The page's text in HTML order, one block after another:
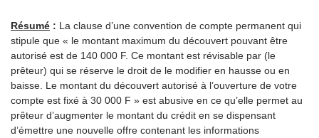
Résumé : La clause d’une convention de compte permanent qui
stipule que « le montant maximum du découvert pouvant être
autorisé est de 140 000 F. Ce montant est révisable par (le
prêteur) qui se réserve le droit de le modifier en hausse ou en
baisse. Le montant du découvert autorisé à l’ouverture de votre
compte est fixé à 30 000 F » est abusive en ce qu’elle permet au
prêteur d’augmenter le montant du crédit en se dispensant
d’émettre une nouvelle offre contenant les informations